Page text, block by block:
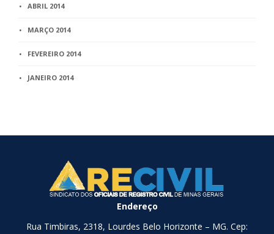
ABRIL 2014
MARÇO 2014
FEVEREIRO 2014
JANEIRO 2014
Endereço
Rua Timbiras, 2318, Lourdes Belo Horizonte – MG. Cep: